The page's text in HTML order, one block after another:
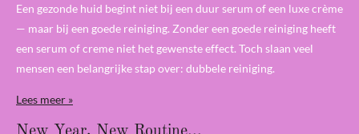
Een gezonde huid begint niet bij een duur serum of een luxe crème
— maar bij een goede reiniging. Zonder een goede reiniging heeft
een serum of creme niet het gewenste effect. Toch slaan veel
mensen een belangrijke stap over: dubbele reiniging.
Lees meer »